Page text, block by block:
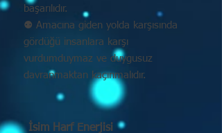
başarılıdır.
⚉ Amacına giden yolda karşısında
gördüğü insanlara karşı
vurdumduymaz ve duygusuz
davranmaktan kaçınmalıdır.
İsim Harf Enerjisi